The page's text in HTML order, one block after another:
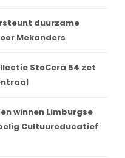
duurzame
Mekanders
StoCera 54 zet
winnen Limburgse
Cultuureducatief